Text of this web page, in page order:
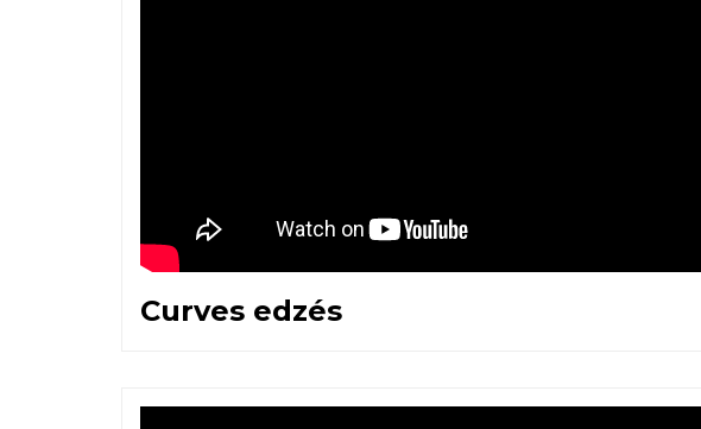
Curves edzés